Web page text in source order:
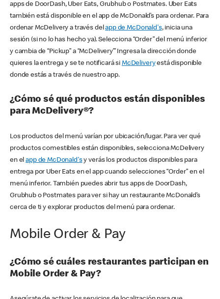
apps de DoorDash, Uber Eats, Grubhub o Postmates. Uber Eats
también está disponible en el app de McDonald’s para ordenar. Para
ordenar McDelivery a través delapp de McDonald's, inicia una
sesión (si no lo has hecho ya). Selecciona “Order” del menú inferior
y cambia de “Pickup” a “McDelivery’” Ingresa la dirección donde
quieres la entrega y se te notificará si McDeliveryestá disponible
donde estás a través de nuestro app.
¿Cómo sé qué productos están disponibles
para McDelivery®?
Los productos del menú varían por ubicación/lugar. Para ver qué
productos comestibles están disponibles, selecciona McDelivery
en elapp de McDonald'sy verás los productos disponibles para
entrega por Uber Eats en el app cuando selecciones “Order” en el
menú inferior. También puedes abrir tus apps de DoorDash,
Grubhub o Postmates para ver si hay un restaurante McDonald’s
cerca de ti y explorar productos del menú para ordenar.
Mobile Order & Pay
¿Cómo sé cuáles restaurantes participan en
Mobile Order & Pay?